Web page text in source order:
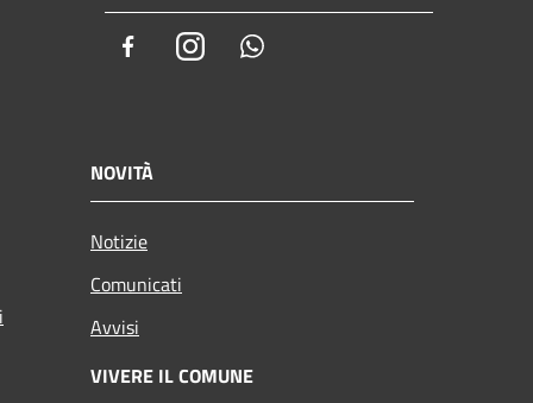
FacebookInstagram
NOVITÀ
Notizie
Comunicati
Avvisi
VIVERE IL COMUNE